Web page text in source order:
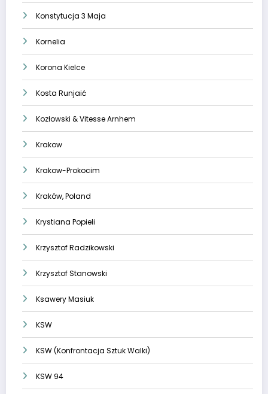
Konstytucja 3 Maja
Kornelia
Korona Kielce
Kosta Runjaić
Kozłowski & Vitesse Arnhem
Krakow
Krakow-Prokocim
Kraków, Poland
Krystiana Popieli
Krzysztof Radzikowski
Krzysztof Stanowski
Ksawery Masiuk
KSW
KSW (Konfrontacja Sztuk Walki)
KSW 94